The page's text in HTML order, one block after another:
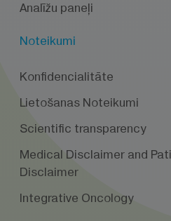
Analīžu paneļi
Noteikumi
Konfidencialitāte
Lietošanas Noteikumi
Scientific transparency
Medical Disclaimer and
Disclaimer
Integrative Oncology